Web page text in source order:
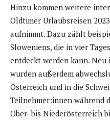
Hinzu kommen weitere
Oldtimer Urlaubsreisen
aufnimmt. Dazu zählt
Sloweniens, die in vier
entdeckt werden kann. Neu
wurden außerdem
Österreich und in die
Teilnehmer:innen während
Ober- bis Niederösterreich